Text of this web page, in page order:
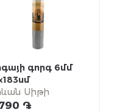
գորգ 6մմ
Սիթի
֏